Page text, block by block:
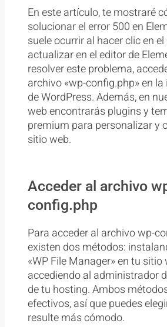
En este artículo, te mostraré
solucionar el error 500 en
suele ocurrir al hacer clic en
actualizar en el editor de
resolver este problema,
archivo «wp-config.php» en
de WordPress. Además, en
web encontrarás plugins y
premium para personalizar y
sitio web.
Acceder al archivo
config.php
Para acceder al archivo wp-
existen dos métodos:
«WP File Manager» en tu sitio
accediendo al administrador
de tu hosting. Ambos
efectivos, así que puedes
resulte más cómodo.